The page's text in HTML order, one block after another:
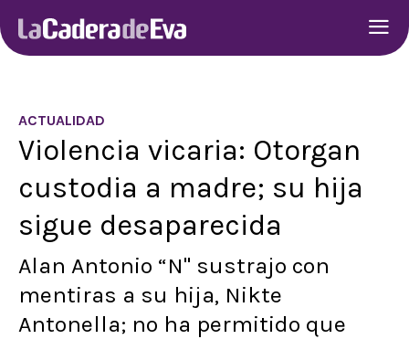
ACTUALIDAD
Violencia vicaria: Otorgan
custodia a madre; su hija
sigue desaparecida
Alan Antonio “N" sustrajo con
mentiras a su hija, Nikte
Antonella; no ha permitido que